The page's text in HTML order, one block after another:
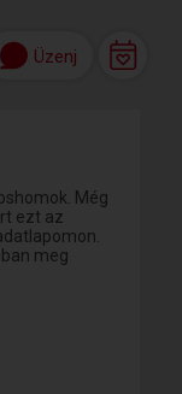
Üzenj
Még
ezt az
meg